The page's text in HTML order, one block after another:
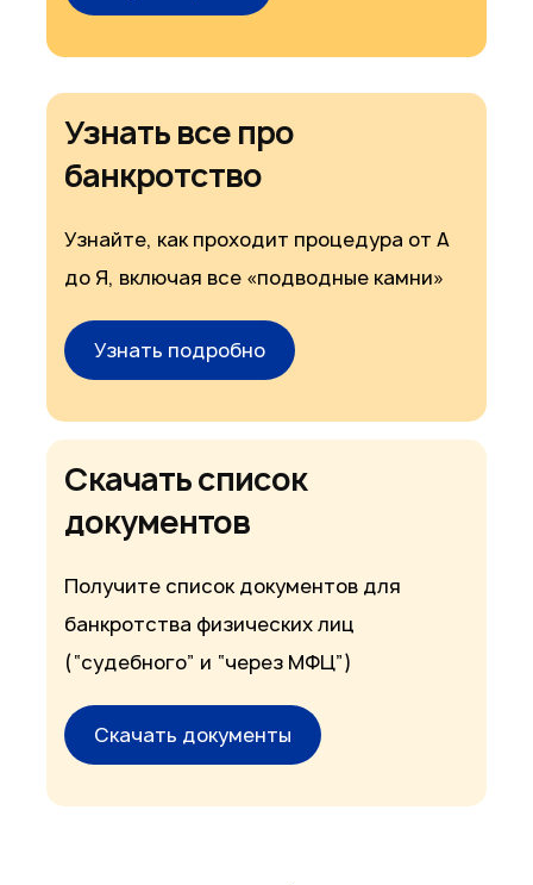
Узнать все про
банкротство
Узнайте, как проходит процедура от А
до Я, включая все «подводные камни»
Узнать подробно
Скачать список
документов
Получите список документов для
банкротства физических лиц
(“судебного” и “через МФЦ”)
Скачать документы